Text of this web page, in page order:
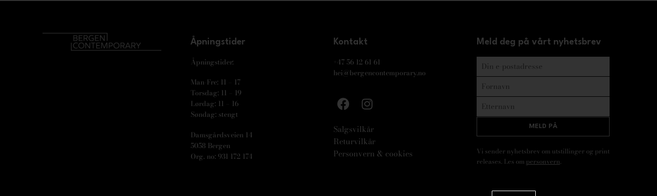
Åpningstider
Åpningstider:
Man-Fre: 11 – 17
Torsdag: 11 – 19
Lørdag: 11 – 16
Søndag: stengt
Damsgårdsveien 14
5058 Bergen
Org. no: 931 172 174
Kontakt
+47 56 12 61 61
hei@bergencontemporary.no
Salgsvilkår
Returvilkår
Personvern & cookies
Meld deg på vårt nyhetsbrev
MELD PÅ
Vi sender nyhetsbrev om utstillinger og print
releases. Les om personvern.